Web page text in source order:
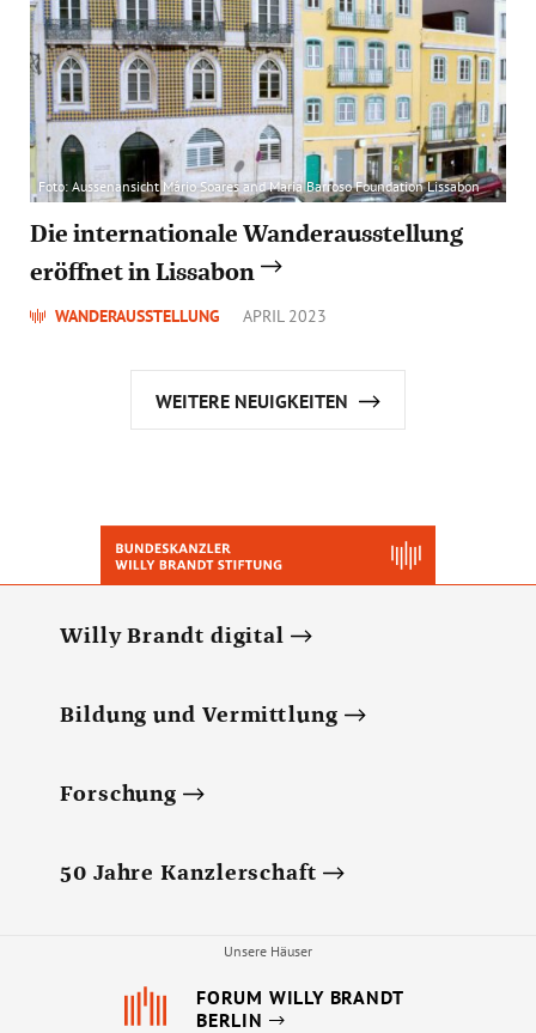
Foto: Aussenansicht Mário Soares and Maria Barroso Foundation Lissabon
Die internationale Wanderausstellung
eröffnet in Lissabon
WANDERAUSSTELLUNG APRIL 2023
WEITERE NEUIGKEITEN
Willy Brandt digital
Bildung und Vermittlung
Forschung
50 Jahre Kanzlerschaft
Unsere Häuser
FORUM WILLY BRANDT
BERLIN